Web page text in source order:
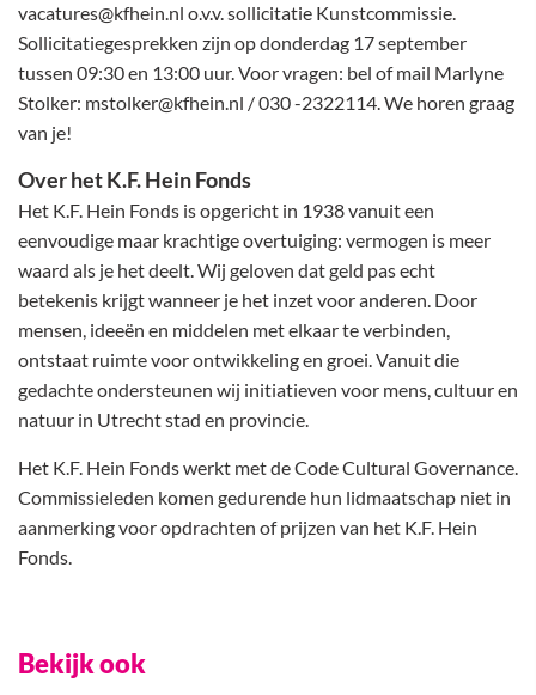
vacatures@kfhein.nl o.v.v. sollicitatie Kunstcommissie.
Sollicitatiegesprekken zijn op donderdag 17 september
tussen 09:30 en 13:00 uur. Voor vragen: bel of mail Marlyne
Stolker: mstolker@kfhein.nl / 030 -2322114. We horen graag
van je!
Over het K.F. Hein Fonds
Het K.F. Hein Fonds is opgericht in 1938 vanuit een
eenvoudige maar krachtige overtuiging: vermogen is meer
waard als je het deelt. Wij geloven dat geld pas echt
betekenis krijgt wanneer je het inzet voor anderen. Door
mensen, ideeën en middelen met elkaar te verbinden,
ontstaat ruimte voor ontwikkeling en groei. Vanuit die
gedachte ondersteunen wij initiatieven voor mens, cultuur en
natuur in Utrecht stad en provincie.
Het K.F. Hein Fonds werkt met de Code Cultural Governance.
Commissieleden komen gedurende hun lidmaatschap niet in
aanmerking voor opdrachten of prijzen van het K.F. Hein
Fonds.
Bekijk ook